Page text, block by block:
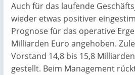
Auch für das laufende
wieder etwas positiver
Prognose für das operative
Milliarden Euro angehoben.
Vorstand 14,8 bis 15,8
gestellt. Beim Management